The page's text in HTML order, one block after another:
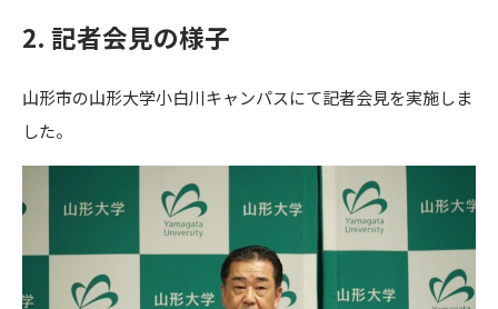
2. 記者会見の様子
山形市の山形大学小白川キャンパスにて記者会見を実施しま
した。